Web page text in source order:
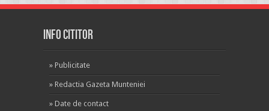
INFO CITITOR
» Publicitate
» Redactia Gazeta Munteniei
» Date de contact